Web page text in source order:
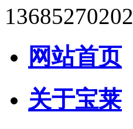
13685270202
网站首页
关于宝莱